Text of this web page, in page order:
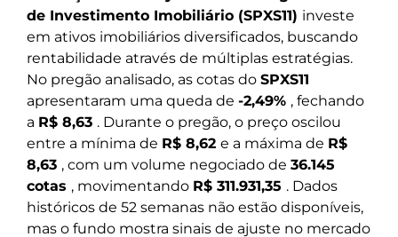
de Investimento Imobiliário (SPXS11) investe
em ativos imobiliários diversificados, buscando
rentabilidade através de múltiplas estratégias.
No pregão analisado, as cotas do SPXS11
apresentaram uma queda de -2,49% , fechando
a R$ 8,63 . Durante o pregão, o preço oscilou
entre a mínima de R$ 8,62 e a máxima de R$
8,63 , com um volume negociado de 36.145
cotas , movimentando R$ 311.931,35 . Dados
históricos de 52 semanas não estão disponíveis,
mas o fundo mostra sinais de ajuste no mercado